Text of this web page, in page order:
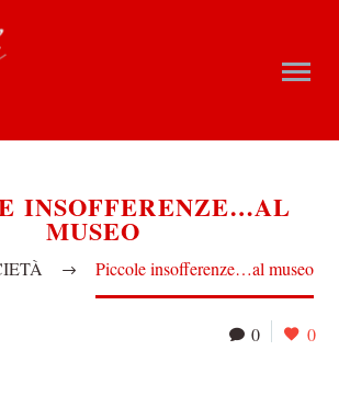
INSOFFERENZE…AL
MUSEO
Piccole insofferenze…al museo
0 0